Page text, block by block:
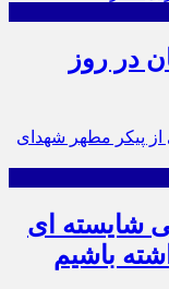
در روز
شایسته ای
باشیم